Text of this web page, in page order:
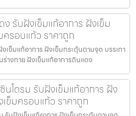
รับฝังเข็มแก้อาการ ฝังเข็ม
รอบแก้ว ราคาถูก
เข็มแก้อาการ ฝังเข็มกระตุ้นตามจุด บรรเทา
างกาย ฝังเข็มแก้อาการดินแดง
โดรม รับฝังเข็มแก้อาการ ฝัง
ข็มครอบแก้ว ราคาถูก